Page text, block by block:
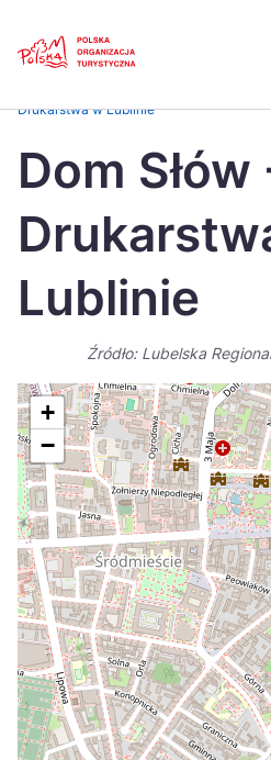
Česká
Dansk
Italiano
Nederlands
Português
Suomi
Україна
Zamknij
Drukarstwa w Lublinie
Dom
Lublinie
Źródło: Lubelska
+
−